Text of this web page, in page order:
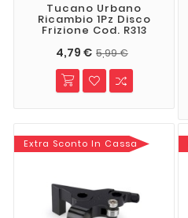
Tucano Urbano
Ricambio 1Pz Disco
Frizione Cod. R313
4,79 € 5,99 €
Extra Sconto In Cassa